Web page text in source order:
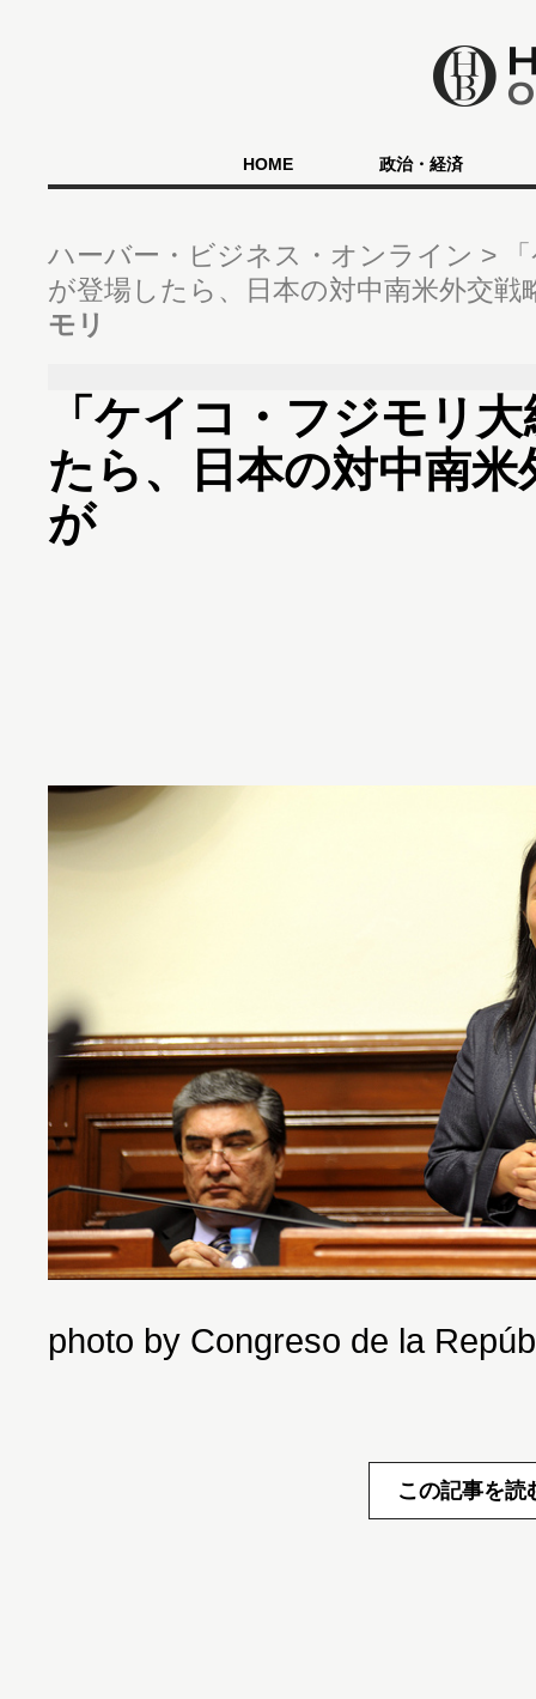
HOME 政治・経済
ハーバー・ビジネス・オンライン
が登場したら、日本の対中南米外交
モリ
「ケイコ・フジモリ
たら、日本の対中南
が
photo by Congreso de la
この記事を読